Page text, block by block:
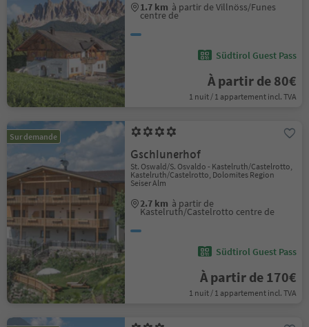
1.7 km à partir de Villnöss/Funes
centre de
Südtirol Guest Pass
À partir de 80€
1 nuit / 1 appartement incl. TVA
Sur demande
Gschlunerhof
St. Oswald/S. Osvaldo - Kastelruth/Castelrotto,
Kastelruth/Castelrotto, Dolomites Region
Seiser Alm
2.7 km à partir de
Kastelruth/Castelrotto centre de
Südtirol Guest Pass
À partir de 170€
1 nuit / 1 appartement incl. TVA